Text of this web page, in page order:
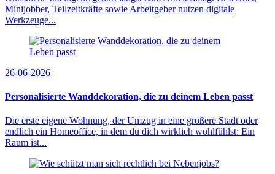
Minijobber, Teilzeitkräfte sowie Arbeitgeber nutzen digitale
Werkzeuge...
26-06-2026
Personalisierte Wanddekoration, die zu deinem Leben passt
Die erste eigene Wohnung, der Umzug in eine größere Stadt oder
endlich ein Homeoffice, in dem du dich wirklich wohlfühlst: Ein
Raum ist...